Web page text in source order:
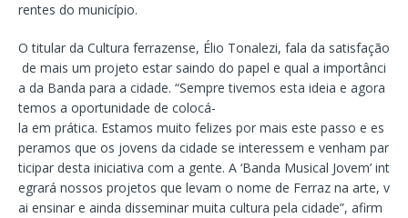
rentes do município.
O titular da Cultura ferrazense, Élio Tonalezi, fala da satisfação
de mais um projeto estar saindo do papel e qual a importânci
a da Banda para a cidade. “Sempre tivemos esta ideia e agora
temos a oportunidade de colocá-
la em prática. Estamos muito felizes por mais este passo e es
peramos que os jovens da cidade se interessem e venham par
ticipar desta iniciativa com a gente. A ‘Banda Musical Jovem’ int
egrará nossos projetos que levam o nome de Ferraz na arte, v
ai ensinar e ainda disseminar muita cultura pela cidade”, afirm